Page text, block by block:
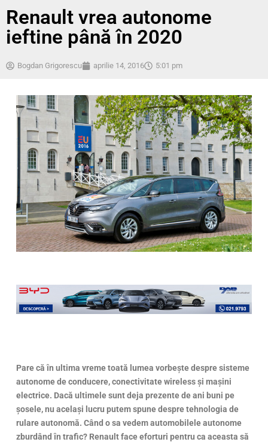
Renault vrea autonome
ieftine până în 2020
Bogdan Grigorescu aprilie 14, 2016 5:01 pm
Pare că în ultima vreme toată lumea vorbește despre sisteme
autonome de conducere, conectivitate wireless și mașini
electrice. Dacă ultimele sunt deja prezente de ani buni pe
șosele, nu același lucru putem spune despre tehnologia de
rulare autonomă. Când o sa vedem automobilele autonome
zburdând în trafic? Renault face eforturi pentru ca aceasta să